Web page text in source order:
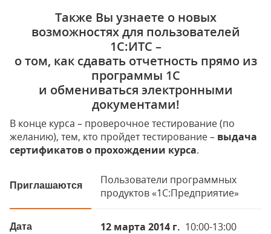
Также Вы узнаете о новых
возможностях для пользователей
1С:ИТС –
о том, как сдавать отчетность прямо из
программы 1С
и обмениваться электронными
документами!
В конце курса – проверочное тестирование (по
желанию), тем, кто пройдет тестирование – выдача
сертификатов о прохождении курса.
Приглашаются
Пользователи программных
продуктов «1С:Предприятие»
Дата 12 марта 2014 г. 10:00-13:00